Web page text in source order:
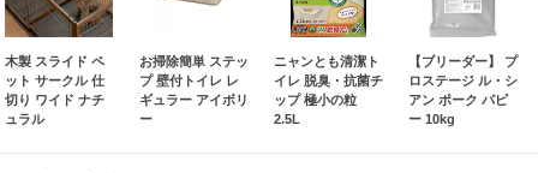
木製 スライド ペ
ット サークル 仕
切り ワイド ナチ
ュラル
お掃除簡単 ステッ
プ 壁付トイレ レ
ギュラー アイボリ
ー
ニャンとも清潔ト
イレ 脱臭・抗菌チ
ップ 極小の粒
2.5L
【ブリーダー】 プ
ロステージ ル・シ
アン ポーク パピ
ー 10kg